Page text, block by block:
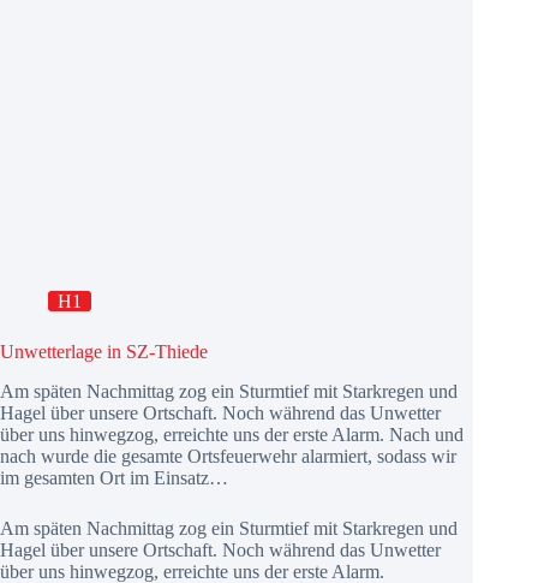
H1
Unwetterlage in SZ-Thiede
Am späten Nachmittag zog ein Sturmtief mit Starkregen und
Hagel über unsere Ortschaft. Noch während das Unwetter
über uns hinwegzog, erreichte uns der erste Alarm. Nach und
nach wurde die gesamte Ortsfeuerwehr alarmiert, sodass wir
im gesamten Ort im Einsatz…
Am späten Nachmittag zog ein Sturmtief mit Starkregen und
Hagel über unsere Ortschaft. Noch während das Unwetter
über uns hinwegzog, erreichte uns der erste Alarm.